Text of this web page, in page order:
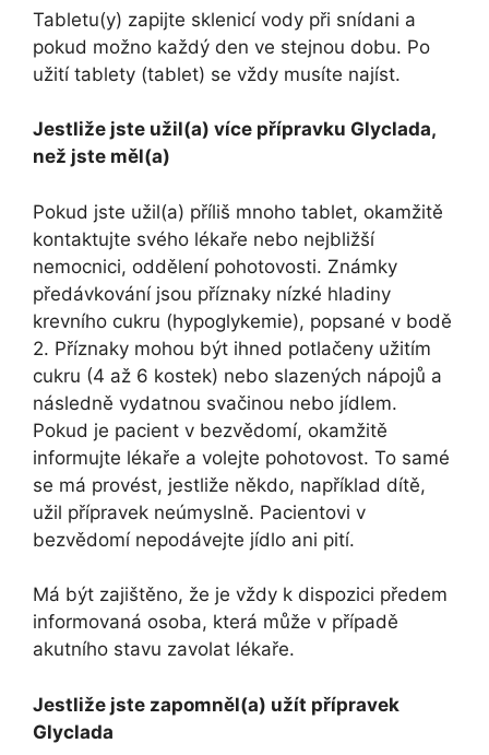
Tabletu(y) zapijte sklenicí vody při snídani a
pokud možno každý den ve stejnou dobu. Po
užití tablety (tablet) se vždy musíte najíst.
Jestliže jste užil(a) více přípravku Glyclada,
než jste měl(a)
Pokud jste užil(a) příliš mnoho tablet, okamžitě
kontaktujte svého lékaře nebo nejbližší
nemocnici, oddělení pohotovosti. Známky
předávkování jsou příznaky nízké hladiny
krevního cukru (hypoglykemie), popsané v bodě
2. Příznaky mohou být ihned potlačeny užitím
cukru (4 až 6 kostek) nebo slazených nápojů a
následně vydatnou svačinou nebo jídlem.
Pokud je pacient v bezvědomí, okamžitě
informujte lékaře a volejte pohotovost. To samé
se má provést, jestliže někdo, například dítě,
užil přípravek neúmyslně. Pacientovi v
bezvědomí nepodávejte jídlo ani pití.
Má být zajištěno, že je vždy k dispozici předem
informovaná osoba, která může v případě
akutního stavu zavolat lékaře.
Jestliže jste zapomněl(a) užít přípravek
Glyclada